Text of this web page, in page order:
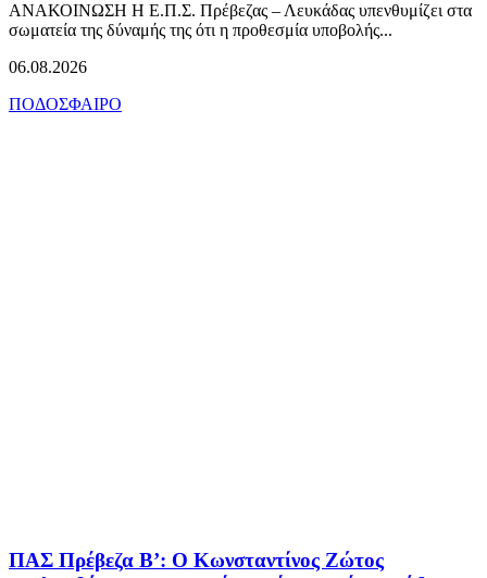
ΑΝΑΚΟΙΝΩΣΗ Η Ε.Π.Σ. Πρέβεζας – Λευκάδας υπενθυμίζει στα
σωματεία της δύναμής της ότι η προθεσμία υποβολής...
06.08.2026
ΠΟΔΟΣΦΑΙΡΟ
ΠΑΣ Πρέβεζα Β’: Ο Κωνσταντίνος Ζώτος